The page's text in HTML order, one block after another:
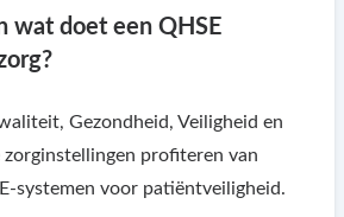
wat doet een QHSE
Gezondheid, Veiligheid en
profiteren van
systemen voor patiëntveiligheid.